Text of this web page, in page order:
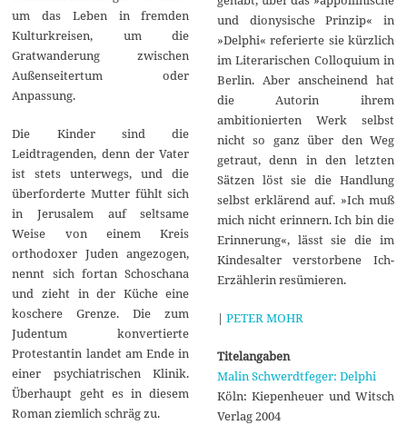
um das Leben in fremden
Kulturkreisen, um die
Gratwanderung zwischen
Außenseitertum oder
Anpassung.
Die Kinder sind die
Leidtragenden, denn der Vater
ist stets unterwegs, und die
überforderte Mutter fühlt sich
in Jerusalem auf seltsame
Weise von einem Kreis
orthodoxer Juden angezogen,
nennt sich fortan Schoschana
und zieht in der Küche eine
koschere Grenze. Die zum
Judentum konvertierte
Protestantin landet am Ende in
einer psychiatrischen Klinik.
Überhaupt geht es in diesem
Roman ziemlich schräg zu.
und dionysische Prinzip« in
»Delphi« referierte sie kürzlich
im Literarischen Colloquium in
Berlin. Aber anscheinend hat
die Autorin ihrem
ambitionierten Werk selbst
nicht so ganz über den Weg
getraut, denn in den letzten
Sätzen löst sie die Handlung
selbst erklärend auf. »Ich muß
mich nicht erinnern. Ich bin die
Erinnerung«, lässt sie die im
Kindesalter verstorbene Ich-
Erzählerin resümieren.
| PETER MOHR
Titelangaben
Malin Schwerdtfeger: Delphi
Köln: Kiepenheuer und Witsch
Verlag 2004